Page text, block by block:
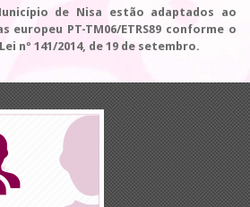
de Nisa estão adaptados ao
europeu PT-TM06/ETRS89 conforme o
nº 141/2014, de 19 de setembro.